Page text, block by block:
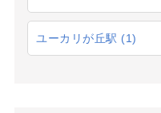
ユーカリが丘駅 (1)